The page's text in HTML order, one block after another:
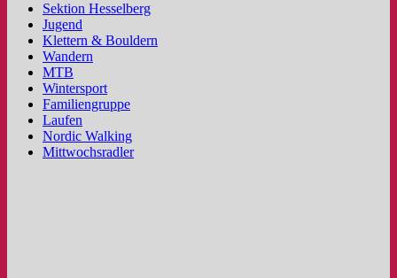
Sektion Hesselberg
Jugend
Klettern & Bouldern
Wandern
MTB
Wintersport
Familiengruppe
Laufen
Nordic Walking
Mittwochsradler